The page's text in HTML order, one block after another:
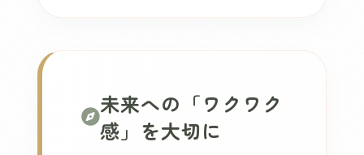
未来への「ワクワク
感」を大切に